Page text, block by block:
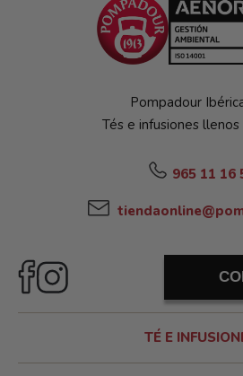
Pompadour
Tés e infusiones
965 11 16
TÉ E